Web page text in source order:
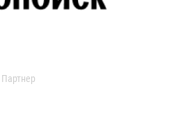
Партнер